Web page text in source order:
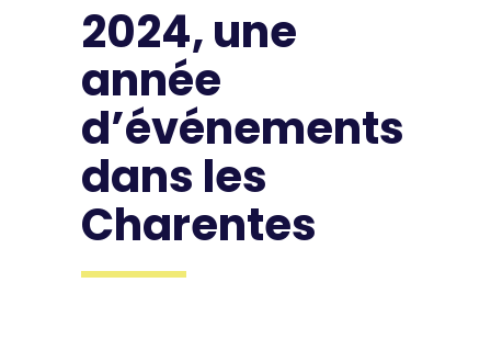
2024, une
année
d’événements
dans les
Charentes